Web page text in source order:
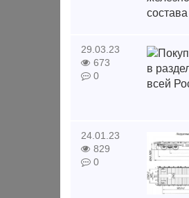
29.03.23
673
0
24.01.23
829
0